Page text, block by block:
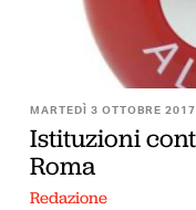
MARTEDÌ 3 OTTOBRE 2017
Istituzioni
Roma
Redazione